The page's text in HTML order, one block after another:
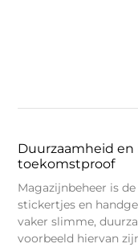
Duurzaamheid en
toekomstproof
Magazijnbeheer is
stickertjes en
vaker slimme,
voorbeeld hiervan